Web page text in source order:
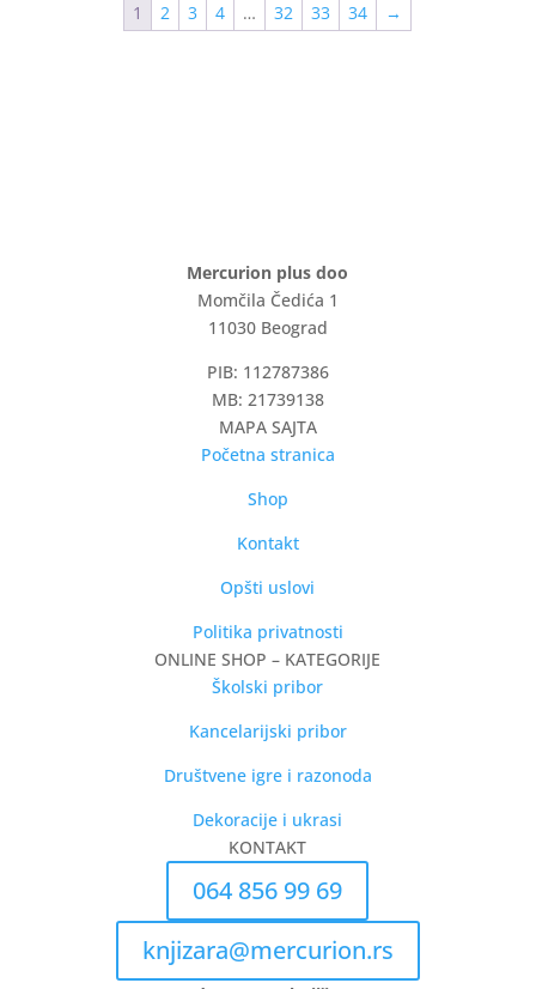
1 2 3 4 … 32 33 34 →
Mercurion plus doo
Momčila Čedića 1
11030 Beograd
PIB: 112787386
MB: 21739138
MAPA SAJTA
Početna stranica
Shop
Kontakt
Opšti uslovi
Politika privatnosti
ONLINE SHOP – KATEGORIJE
Školski pribor
Kancelarijski pribor
Društvene igre i razonoda
Dekoracije i ukrasi
KONTAKT
064 856 99 69
knjizara@mercurion.rs